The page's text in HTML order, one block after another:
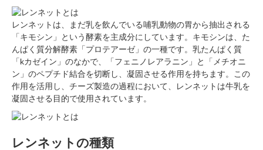
レンネットは、まだ乳を飲んでいる哺乳動物の胃から抽出される
「キモシン」という酵素を主成分にしています。キモシンは、た
んぱく質分解酵素「プロテアーゼ」の一種です。乳たんぱく質
「kカゼイン」のなかで、「フェニノレアラニン」と「メチオニ
ン」のペプチド結合を切断し、凝固させる作用を持ちます。この
作用を活用し、チーズ製造の過程において、レンネットは牛乳を
凝固させる目的で使用されています。
レンネットの種類